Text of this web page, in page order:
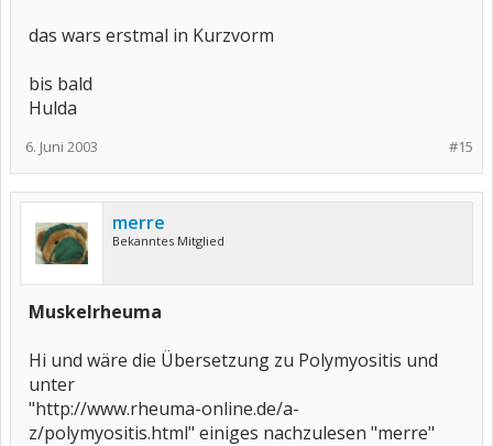
das wars erstmal in Kurzvorm
bis bald
Hulda
#15
6. Juni 2003
merre
Bekanntes Mitglied
Muskelrheuma
Hi und wäre die Übersetzung zu Polymyositis und
unter
"http://www.rheuma-online.de/a-
z/polymyositis.html" einiges nachzulesen "merre"